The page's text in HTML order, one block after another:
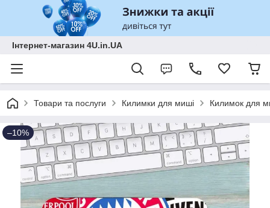
Інтернет-магазин 4U.in.UA
Товари та послуги Килимки для миші Килимок для
–10%